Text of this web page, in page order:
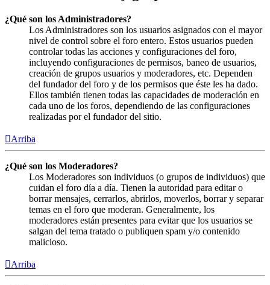
¿Qué son los Administradores?
Los Administradores son los usuarios asignados con el mayor
nivel de control sobre el foro entero. Estos usuarios pueden
controlar todas las acciones y configuraciones del foro,
incluyendo configuraciones de permisos, baneo de usuarios,
creación de grupos usuarios y moderadores, etc. Dependen
del fundador del foro y de los permisos que éste les ha dado.
Ellos también tienen todas las capacidades de moderación en
cada uno de los foros, dependiendo de las configuraciones
realizadas por el fundador del sitio.
Arriba
¿Qué son los Moderadores?
Los Moderadores son individuos (o grupos de individuos) que
cuidan el foro día a día. Tienen la autoridad para editar o
borrar mensajes, cerrarlos, abrirlos, moverlos, borrar y separar
temas en el foro que moderan. Generalmente, los
moderadores están presentes para evitar que los usuarios se
salgan del tema tratado o publiquen spam y/o contenido
malicioso.
Arriba